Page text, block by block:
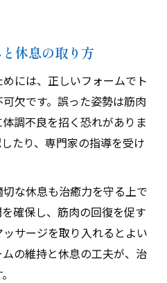
休息の取り方
には、正しいフォームでト
欠です。誤った姿勢は筋肉
調不良を招く恐れがありま
たり、専門家の指導を受け
な休息も治癒力を守る上で
確保し、筋肉の回復を促す
サージを取り入れるとよい
の維持と休息の工夫が、治